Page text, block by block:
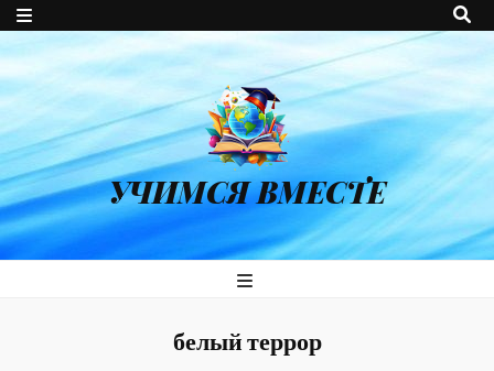
УЧИМСЯ ВМЕСТЕ
белый террор